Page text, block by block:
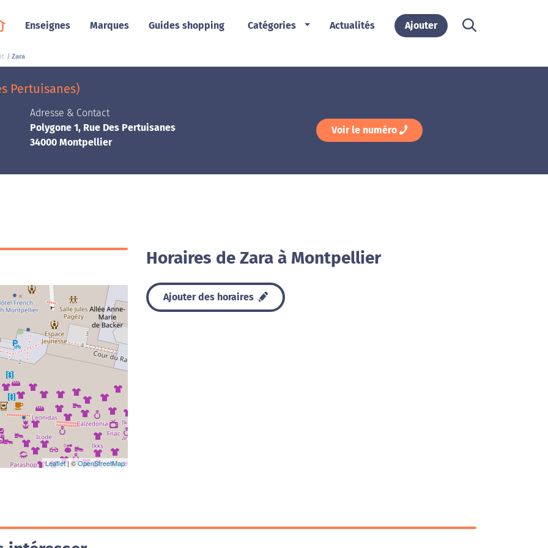
Enseignes Marques Guides shopping Catégories Actualités Ajouter
Zara
Pertuisanes)
Adresse & Contact
Polygone 1, Rue Des Pertuisanes
34000 Montpellier
Voir le numéro
Leaflet| ©OpenStreetMap
Horaires de Zara à Montpellier
Ajouter des horaires